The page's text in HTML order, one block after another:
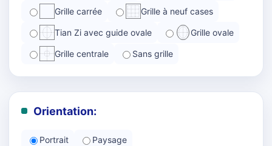
Grille carrée Grille à neuf cases
Tian Zi avec guide ovale Grille ovale
Grille centrale Sans grille
Orientation:
Portrait Paysage